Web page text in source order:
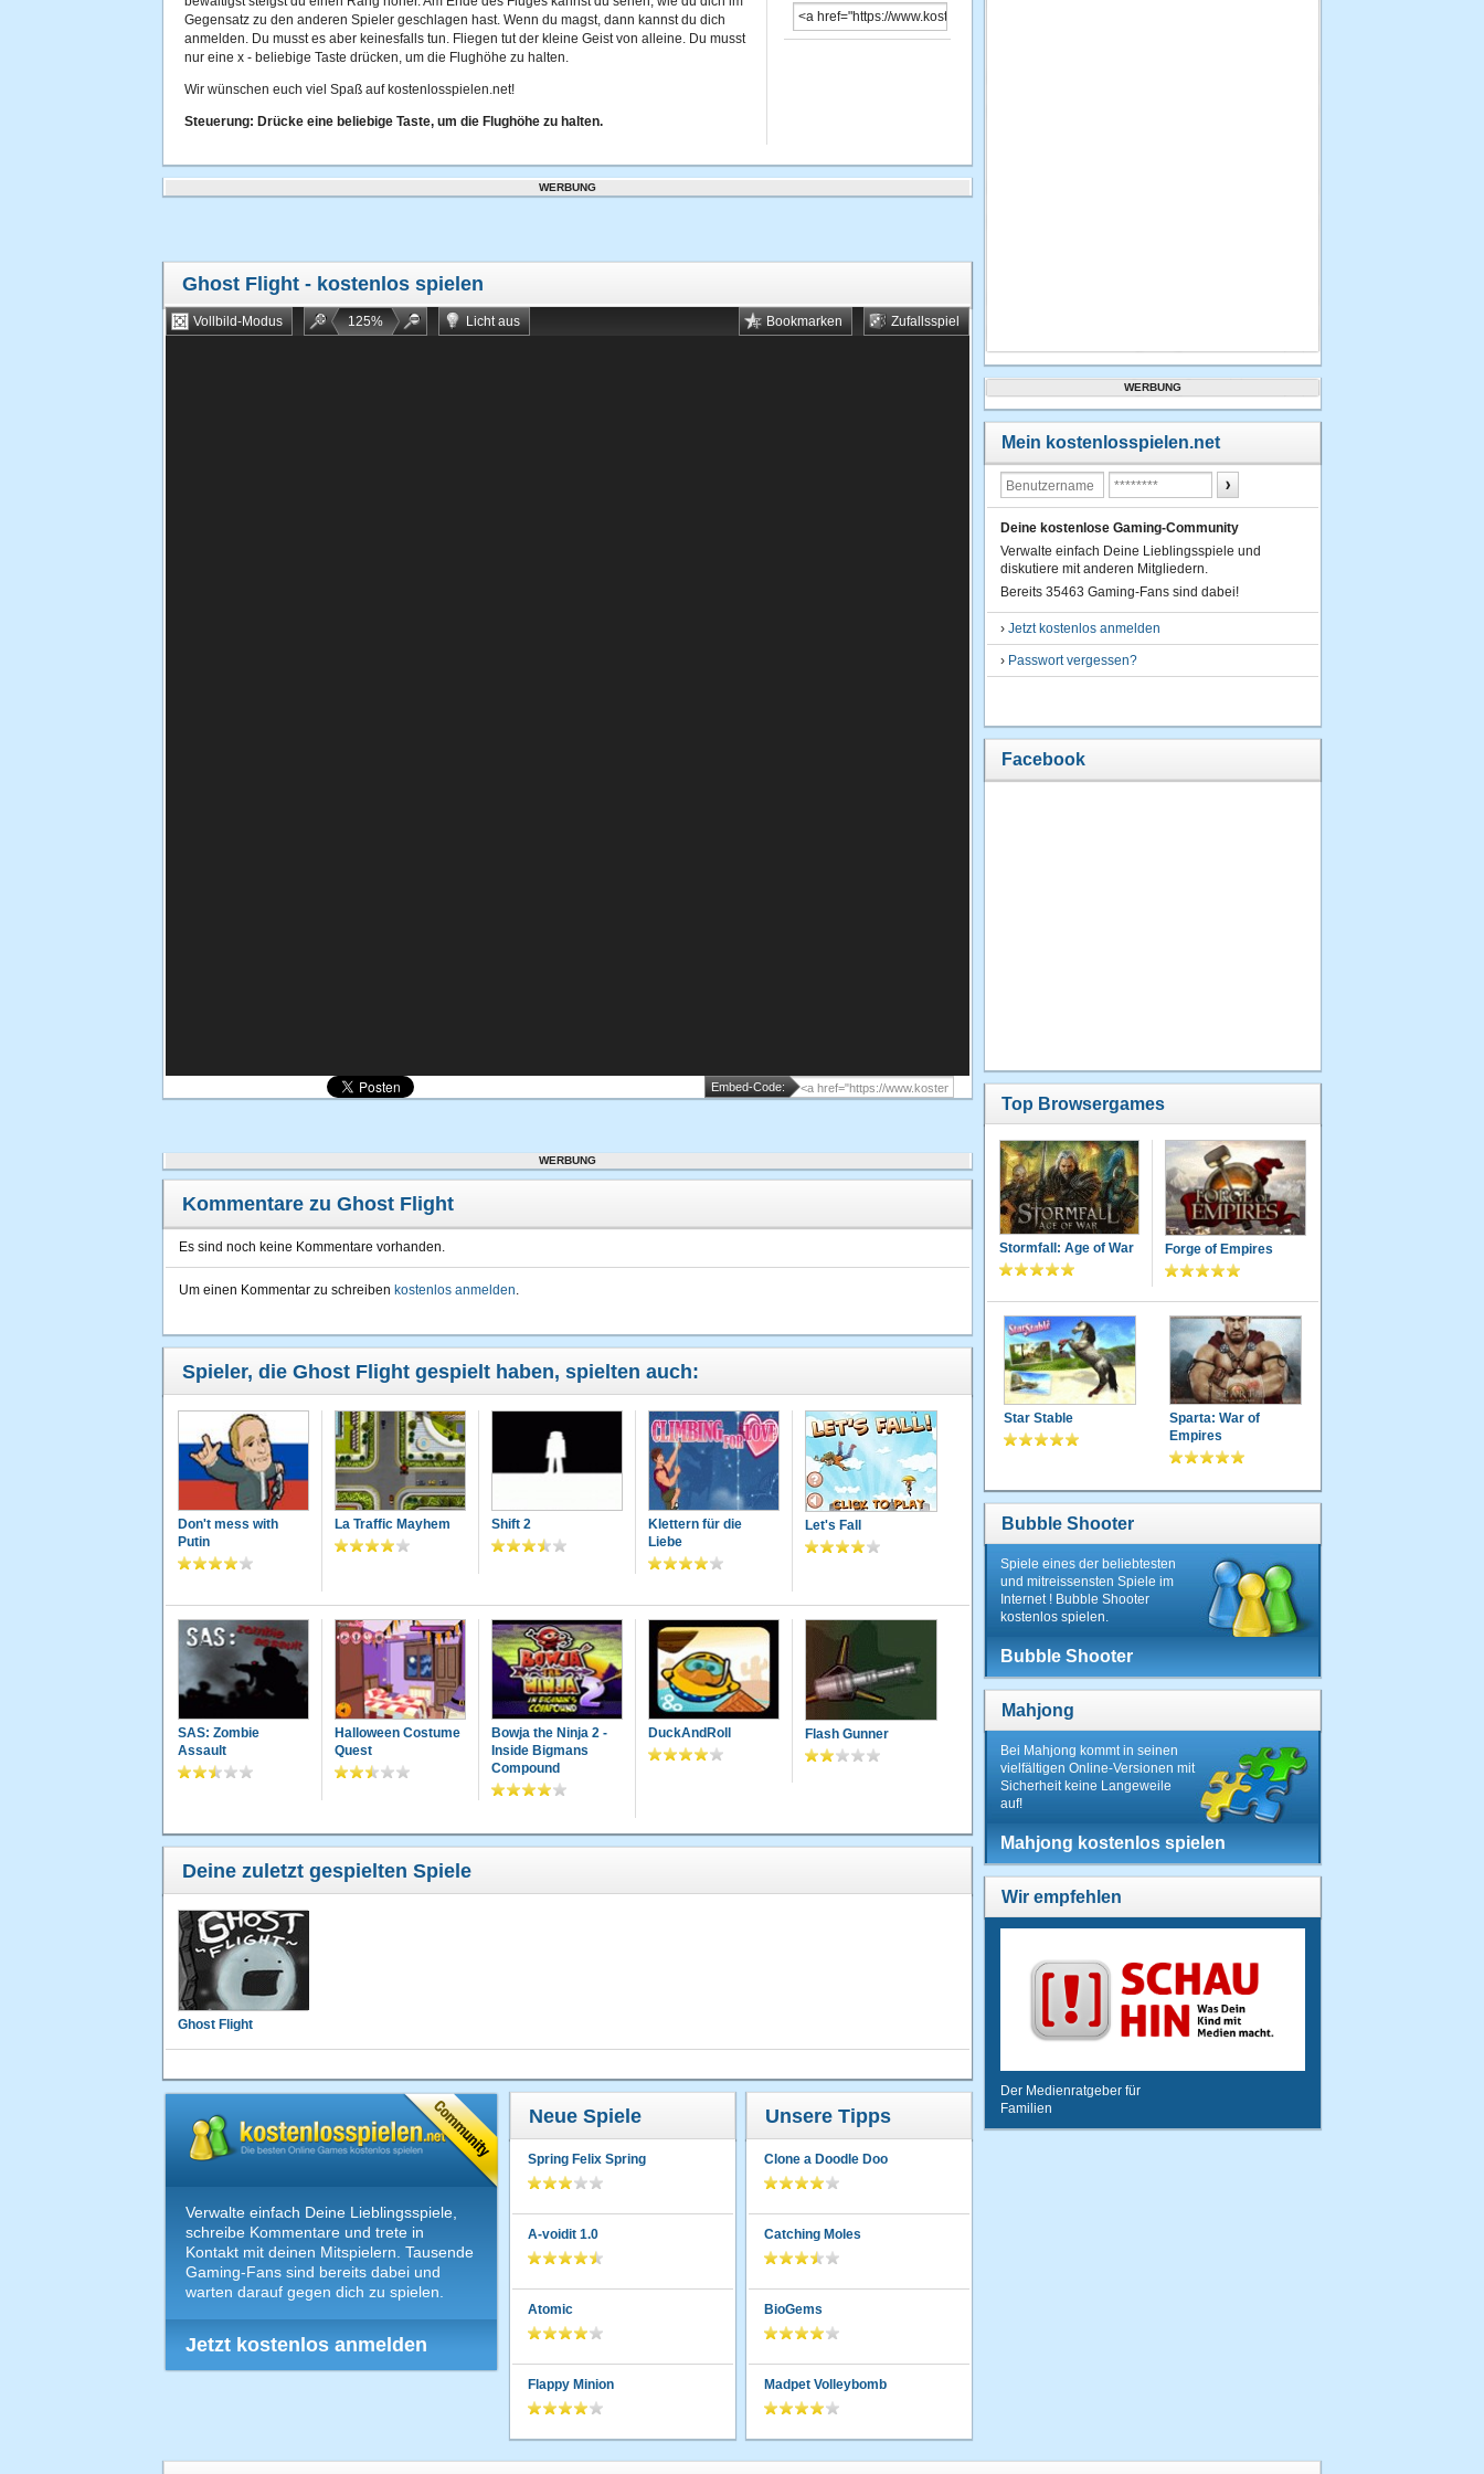
Gegensatz zu den anderen Spieler geschlagen hast. Wenn du magst, dann kannst du dich
anmelden. Du musst es aber keinesfalls tun. Fliegen tut der kleine Geist von alleine. Du musst
nur eine x - beliebige Taste drücken, um die Flughöhe zu halten.
Wir wünschen euch viel Spaß auf kostenlosspielen.net!
Steuerung: Drücke eine beliebige Taste, um die Flughöhe zu halten.
WERBUNG
Ghost Flight - kostenlos spielen
Vollbild-Modus 125% Licht aus Zufallsspiel
Bookmarken
Embed-Code:
WERBUNG
Kommentare zu Ghost Flight
Es sind noch keine Kommentare vorhanden.
Um einen Kommentar zu schreiben kostenlos anmelden.
Spieler, die Ghost Flight gespielt haben, spielten auch:
Don't mess with
Putin
La Traffic Mayhem Shift 2
Klettern für die
Liebe
Let's Fall
SAS: Zombie
Assault
Halloween Costume
Quest
Bowja the Ninja 2 -
Inside Bigmans
Compound
DuckAndRoll Flash Gunner
Deine zuletzt gespielten Spiele
Ghost Flight
Verwalte einfach Deine Lieblingsspiele,
schreibe Kommentare und trete in
Kontakt mit deinen Mitspielern. Tausende
Gaming-Fans sind bereits dabei und
warten darauf gegen dich zu spielen.
Jetzt kostenlos anmelden
Neue Spiele
Spring Felix Spring
A-voidit 1.0
Atomic
Flappy Minion
Unsere Tipps
Clone a Doodle Doo
Catching Moles
BioGems
Madpet Volleybomb
WERBUNG
Mein kostenlosspielen.net
Deine kostenlose Gaming-Community
Verwalte einfach Deine Lieblingsspiele und
diskutiere mit anderen Mitgliedern.
Bereits 35463 Gaming-Fans sind dabei!
› Jetzt kostenlos anmelden
› Passwort vergessen?
Facebook
Top Browsergames
Stormfall: Age of War Forge of Empires
Star Stable
Sparta: War of
Empires
Bubble Shooter
Spiele eines der beliebtesten
und mitreissensten Spiele im
Internet ! Bubble Shooter
kostenlos spielen.
Bubble Shooter
Mahjong
Bei Mahjong kommt in seinen
vielfältigen Online-Versionen mit
Sicherheit keine Langeweile
auf!
Mahjong kostenlos spielen
Wir empfehlen
Der Medienratgeber für
Familien